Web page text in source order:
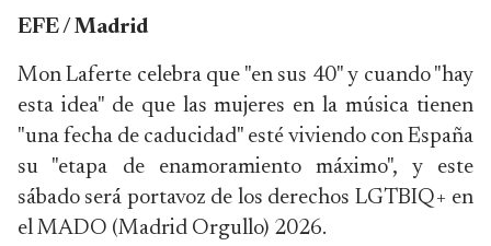
EFE / Madrid
Mon Laferte celebra que "en sus 40" y cuando "hay
esta idea" de que las mujeres en la música tienen
"una fecha de caducidad" esté viviendo con España
su "etapa de enamoramiento máximo", y este
sábado será portavoz de los derechos LGTBIQ+ en
el MADO (Madrid Orgullo) 2026.